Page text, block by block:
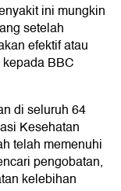
ini mungkin
setelah
efektif atau
BBC
di seluruh 64
Kesehatan
telah memenuhi
pengobatan,
kelebihan